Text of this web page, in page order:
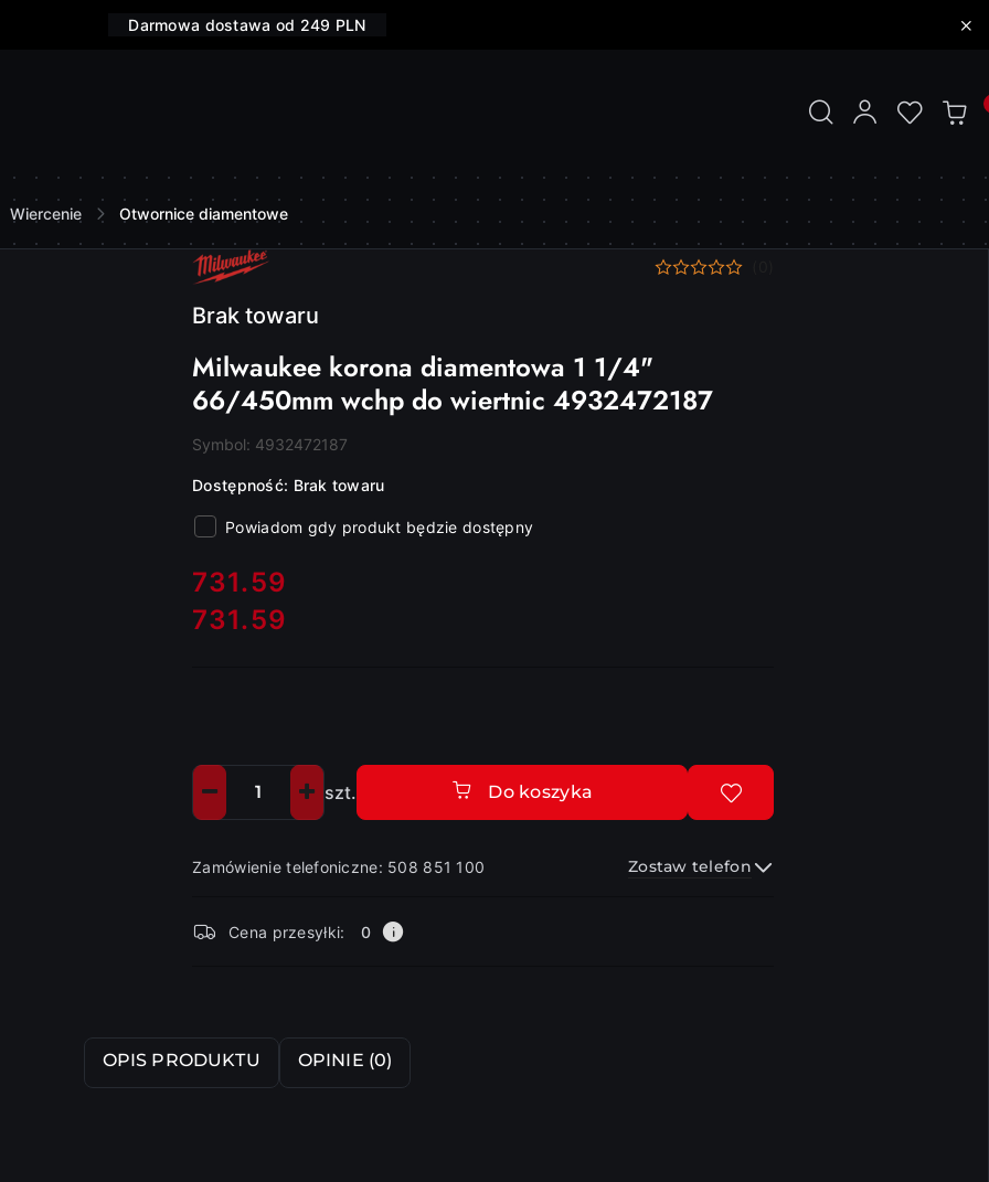
Darmowa dostawa od 249 PLN
Wiercenie Otwornice diamentowe
NAZWA
PRODUCENTA:
MILWAUKEE
Brak towaru
Milwaukee korona diamentowa 1 1/4"
66/450mm wchp do wiertnic 4932472187
Symbol: 4932472187
Dostępność: Brak towaru
Powiadom gdy produkt będzie dostępny
cena:
731.59
Cena:
731.59
Ilość szt. Do koszyka
Zamówienie telefoniczne: 508 851 100 Zostaw telefon
Dostępność
i
Cena przesyłki: 0
OPIS PRODUKTU OPINIE (0)